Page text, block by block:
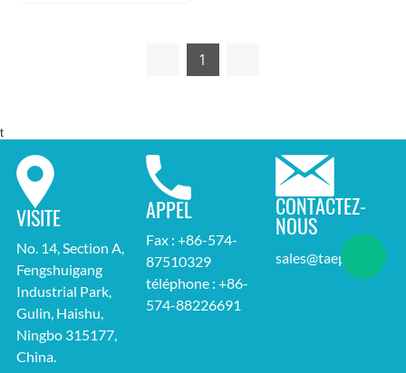
1
t
VISITE
No. 14, Section A,
Fengshuigang
Industrial Park,
Gulin, Haishu,
Ningbo 315177,
China.
APPEL
Fax : +86-574-
87510329
téléphone : +86-
574-88226691
CONTACTEZ-
NOUS
sales@taepo.com